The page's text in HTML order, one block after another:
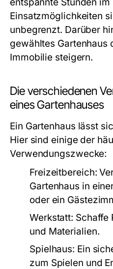
Einsatzmöglichkeiten
unbegrenzt. Darüber
gewähltes Gartenhaus
Immobilie steigern.
Die verschiedenen
eines Gartenhauses
Ein Gartenhaus lässt
Hier sind einige der
Verwendungszwecke:
Freizeitbereich:
Gartenhaus in
oder ein
Werkstatt: Schaffe
und Materialien.
Spielhaus: Ein
zum Spielen und